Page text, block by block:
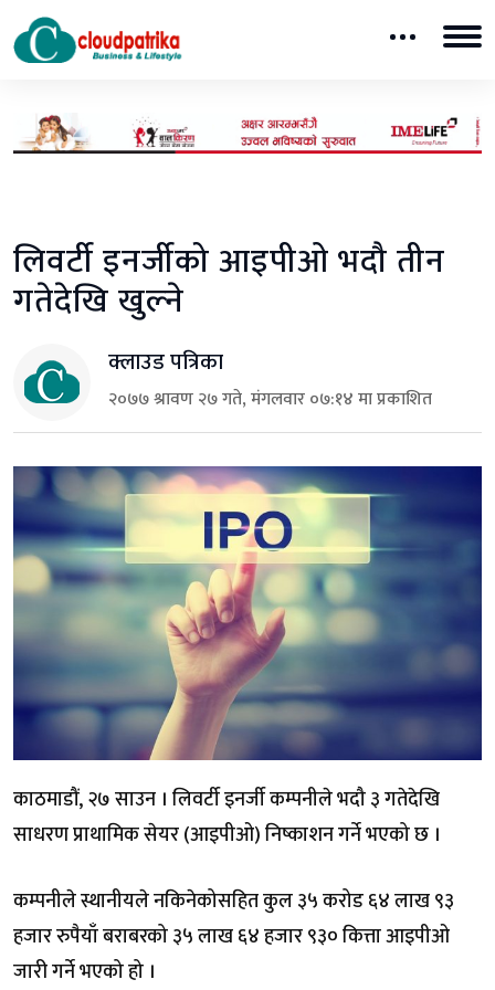
लिवर्टी इनर्जीको आइपीओ भदौ तीन
गतेदेखि खुल्ने
क्लाउड पत्रिका
२०७७ श्रावण २७ गते, मंगलवार ०७:१४ मा प्रकाशित
काठमाडौं, २७ साउन । लिवर्टी इनर्जी कम्पनीले भदौ ३ गतेदेखि
साधरण प्राथामिक सेयर (आइपीओ) निष्काशन गर्ने भएको छ ।
कम्पनीले स्थानीयले नकिनेकोसहित कुल ३५ करोड ६४ लाख ९३
हजार रुपैयाँ बराबरको ३५ लाख ६४ हजार ९३० कित्ता आइपीओ
जारी गर्ने भएको हो ।